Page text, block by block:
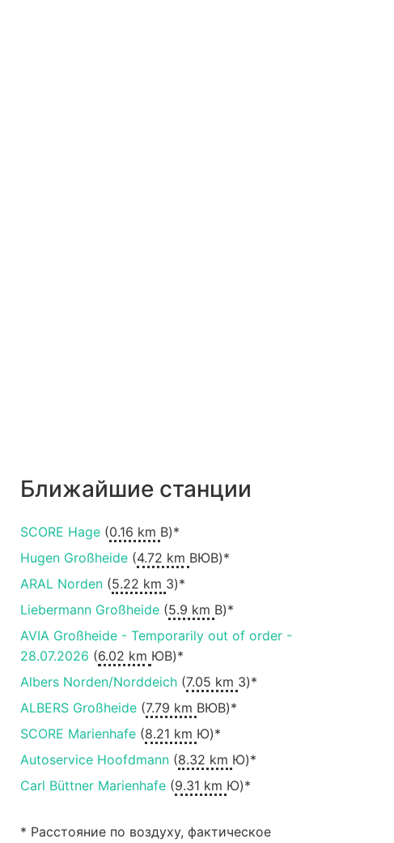
Ближайшие станции
SCORE Hage(0.16 km В)*
Hugen Großheide(4.72 km ВЮВ)*
ARAL Norden(5.22 km З)*
Liebermann Großheide(5.9 km В)*
AVIA Großheide - Temporarily out of order -
28.07.2026 (6.02 km ЮВ)*
Albers Norden/Norddeich(7.05 km З)*
ALBERS Großheide(7.79 km ВЮВ)*
SCORE Marienhafe(8.21 km Ю)*
Autoservice Hoofdmann(8.32 km Ю)*
Carl Büttner Marienhafe(9.31 km Ю)*
* Расстояние по воздуху, фактическое